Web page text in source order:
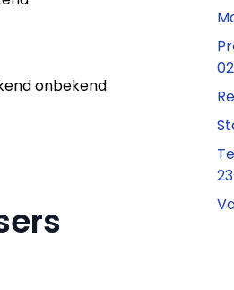
onbekend